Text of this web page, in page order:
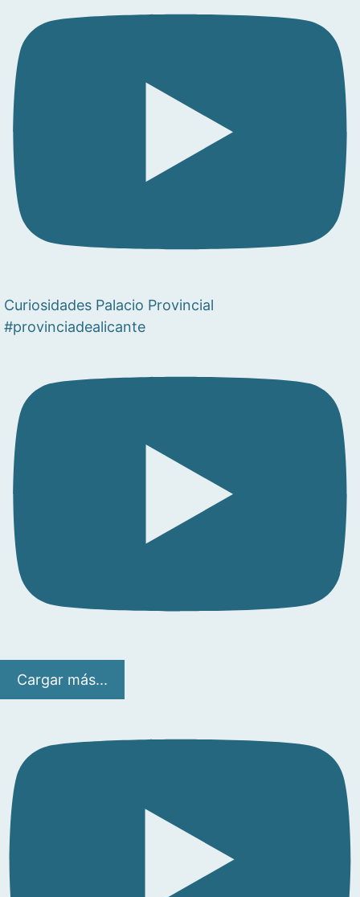
Curiosidades Palacio Provincial
#provinciadealicante
Cargar más...